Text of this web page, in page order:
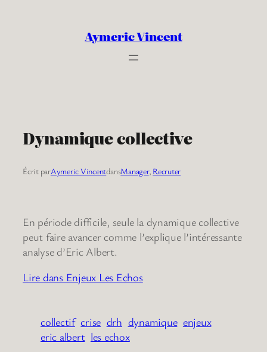
Aymeric Vincent
Dynamique collective
Écrit parAymeric VincentdansManager, Recruter
En période difficile, seule la dynamique collective
peut faire avancer comme l’explique l’intéressante
analyse d’Eric Albert.
Lire dans Enjeux Les Echos
collectif crise drh dynamique enjeux
eric albert les echox